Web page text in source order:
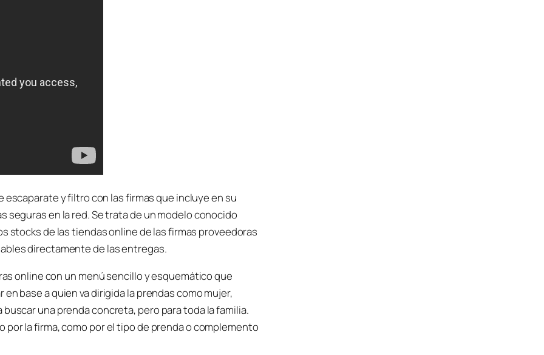
y filtro con las firmas que incluye en su
seguras en la red. Se trata de un modelo conocido
stocks de las tiendas online de las firmas proveedoras
directamente de las entregas.
online con un menú sencillo y esquemático que
base a quien va dirigida la prendas como mujer,
una prenda concreta, pero para toda la familia.
la firma, como por el tipo de prenda o complemento